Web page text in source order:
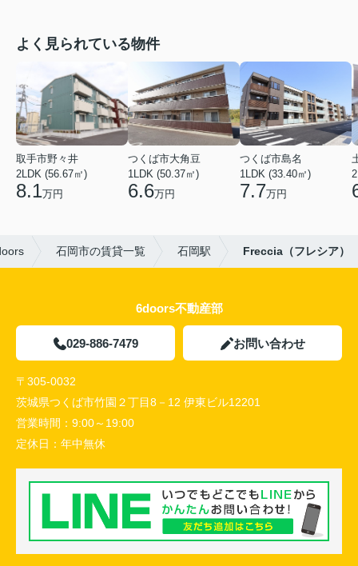
よく見られている物件
取手市野々井
2LDK (56.67㎡)
8.1万円
つくば市大角豆
1LDK (50.37㎡)
6.6万円
つくば市島名
1LDK (33.40㎡)
7.7万円
石岡市の賃貸一覧 石岡駅 Freccia（フレシア）
6doors不動産部
029-886-7479 お問い合わせ
〒305-0032
茨城県つくば市竹園２丁目8－12 伊東ビル12201
営業時間： 9:00～19:00
定休日： 年中無休